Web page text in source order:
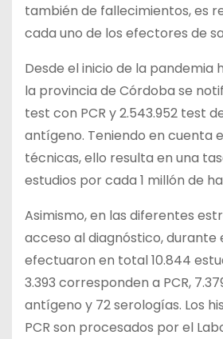
también de fallecimientos, es
cada uno de los efectores de
Desde el inicio de la pandemia
la provincia de Córdoba se
test con PCR y 2.543.952 test
antígeno. Teniendo en cuenta
técnicas, ello resulta en una
estudios por cada 1 millón de
Asimismo, en las diferentes
acceso al diagnóstico, durante
efectuaron en total 10.844
3.393 corresponden a PCR,
antígeno y 72 serologías. Los
PCR son procesados por el